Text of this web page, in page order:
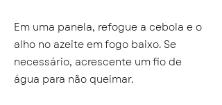
Em uma panela, refogue a cebola e o
alho no azeite em fogo baixo. Se
necessário, acrescente um fio de
água para não queimar.